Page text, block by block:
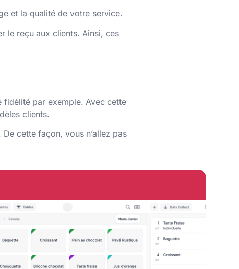
et la qualité de votre service.
le reçu aux clients. Ainsi, ces
par exemple. Avec cette
clients.
De cette façon, vous n’allez pas